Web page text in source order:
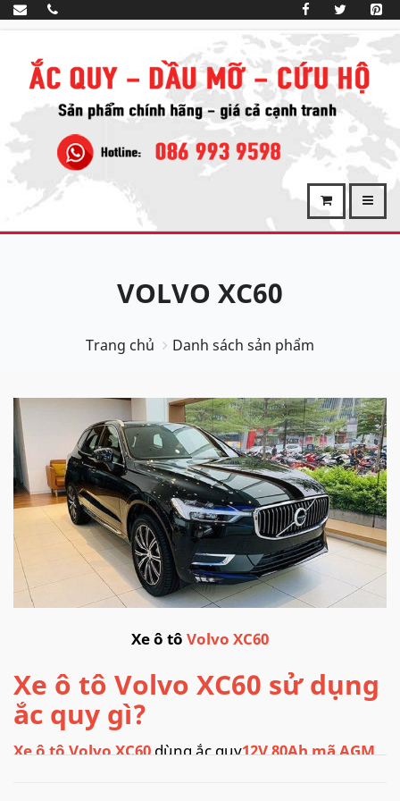
VOLVO XC60
Trang chủ Danh sách sản phẩm
Xe ô tô Volvo XC60
Xe ô tô Volvo XC60 sử dụng
ắc quy gì?
Xe ô tô Volvo XC60 dùng ắc quy12V 80Ah mã AGM